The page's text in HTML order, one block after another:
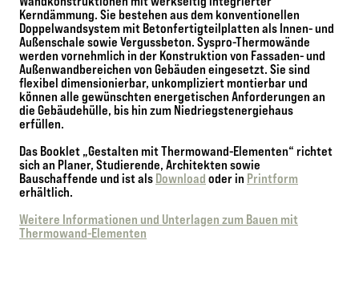
Kerndämmung. Sie bestehen aus dem konventionellen
Doppelwandsystem mit Betonfertigteilplatten als Innen- und
Außenschale sowie Vergussbeton. Syspro-Thermowände
werden vornehmlich in der Konstruktion von Fassaden- und
Außenwandbereichen von Gebäuden eingesetzt. Sie sind
flexibel dimensionierbar, unkompliziert montierbar und
können alle gewünschten energetischen Anforderungen an
die Gebäudehülle, bis hin zum Niedriegstenergiehaus
erfüllen.
Das Booklet „Gestalten mit Thermowand-Elementen“ richtet
sich an Planer, Studierende, Architekten sowie
Bauschaffende und ist als Download oder in Printform
erhältlich.
Weitere Informationen und Unterlagen zum Bauen mit
Thermowand-Elementen